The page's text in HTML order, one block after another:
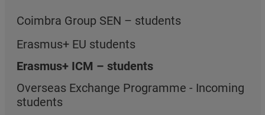
Coimbra Group SEN – students
Erasmus+ EU students
Erasmus+ ICM – students
Overseas Exchange Programme - Incoming
students